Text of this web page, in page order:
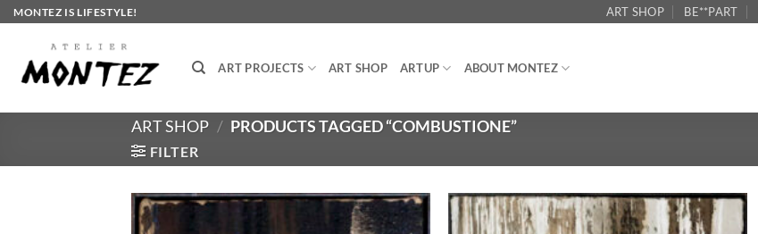
SkipMONTEZ IS LIFESTYLE! ART SHOP BE**PART
ART PROJECTS ART SHOP ARTUP ABOUT MONTEZ
ART SHOP / PRODUCTS TAGGED “COMBUSTIONE”
FILTER